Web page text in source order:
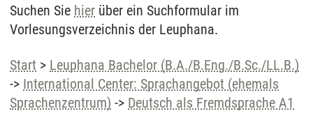
Suchen Sie hier über ein Suchformular im
Vorlesungsverzeichnis der Leuphana.
Start > Leuphana Bachelor (B.A./B.Eng./B.Sc./LL.B.)
-> International Center: Sprachangebot (ehemals
Sprachenzentrum) -> Deutsch als Fremdsprache A1